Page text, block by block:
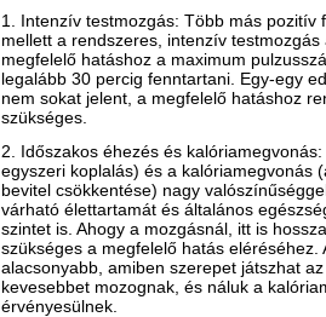
1. Intenzív testmozgás: Több más pozitív
mellett a rendszeres, intenzív testmozgás
megfelelő hatáshoz a maximum
legalább 30 percig fenntartani. Egy-egy
nem sokat jelent, a megfelelő hatáshoz
szükséges.
2. Időszakos éhezés és
egyszeri koplalás) és a kalóriamegvonás
bevitel csökkentése) nagy
várható élettartamát és általános
szintet is. Ahogy a mozgásnál, itt is
szükséges a megfelelő hatás eléréséhez.
alacsonyabb, amiben szerepet játszhat
kevesebbet mozognak, és náluk a
érvényesülnek.